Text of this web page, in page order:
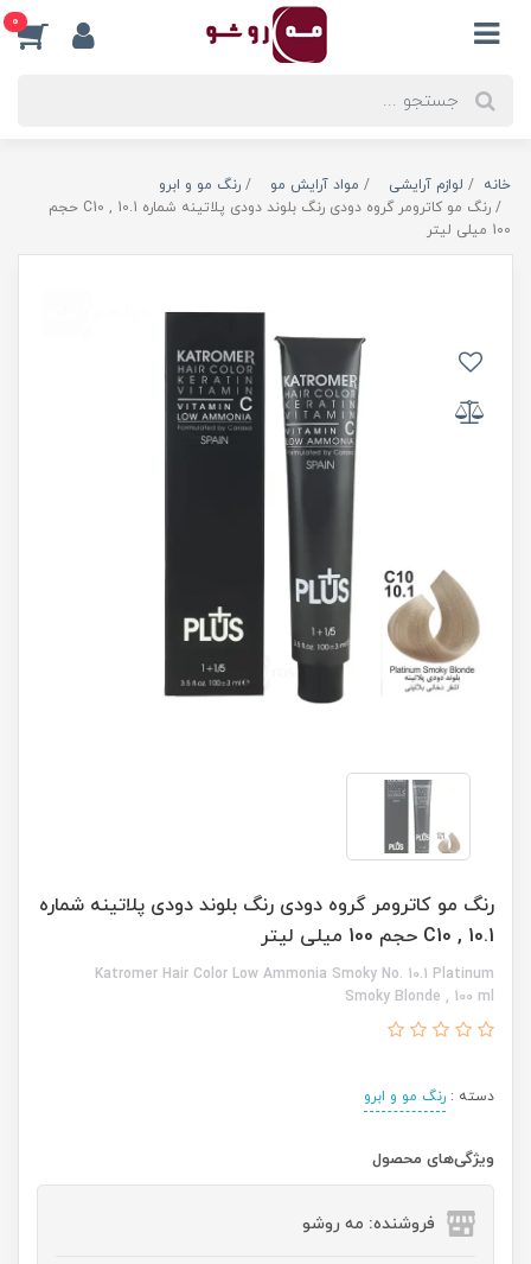
0
خانه لوازم آرایشی مواد آرایش مو
رنگ مو و ابرو
رنگ مو کاترومر گروه دودی رنگ بلوند دودی پلاتینه شماره C10 , 10.1 حجم
100 میلی لیتر
رنگ مو کاترومر گروه دودی رنگ بلوند دودی پلاتینه شماره
C10 , 10.1 حجم 100 میلی لیتر
Katromer Hair Color Low Ammonia Smoky No. 10.1 Platinum
Smoky Blonde , 100 ml
دسته : رنگ مو و ابرو
ویژگی‌های محصول
فروشنده: مه رو‌شو